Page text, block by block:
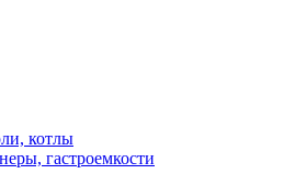
котлы
гастроемкости